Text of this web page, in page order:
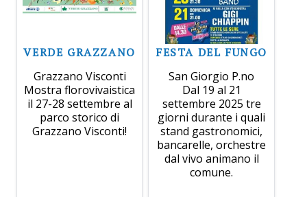
VERDE GRAZZANO
Grazzano Visconti
Mostra florovivaistica
il 27-28 settembre al
parco storico di
Grazzano Visconti!
FESTA DEL FUNGO
San Giorgio P.no
Dal 19 al 21
settembre 2025 tre
giorni durante i quali
stand gastronomici,
bancarelle, orchestre
dal vivo animano il
comune.